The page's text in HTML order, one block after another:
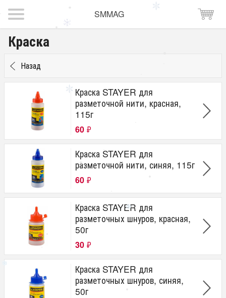
SMMAG
Краска
Назад
Краска STAYER для
разметочной нити, красная,
115г
60 ₽
Краска STAYER для
разметочной нити, синяя, 115г
60 ₽
Краска STAYER для
разметочных шнуров, красная,
50г
30 ₽
Краска STAYER для
разметочных шнуров, синяя,
50г